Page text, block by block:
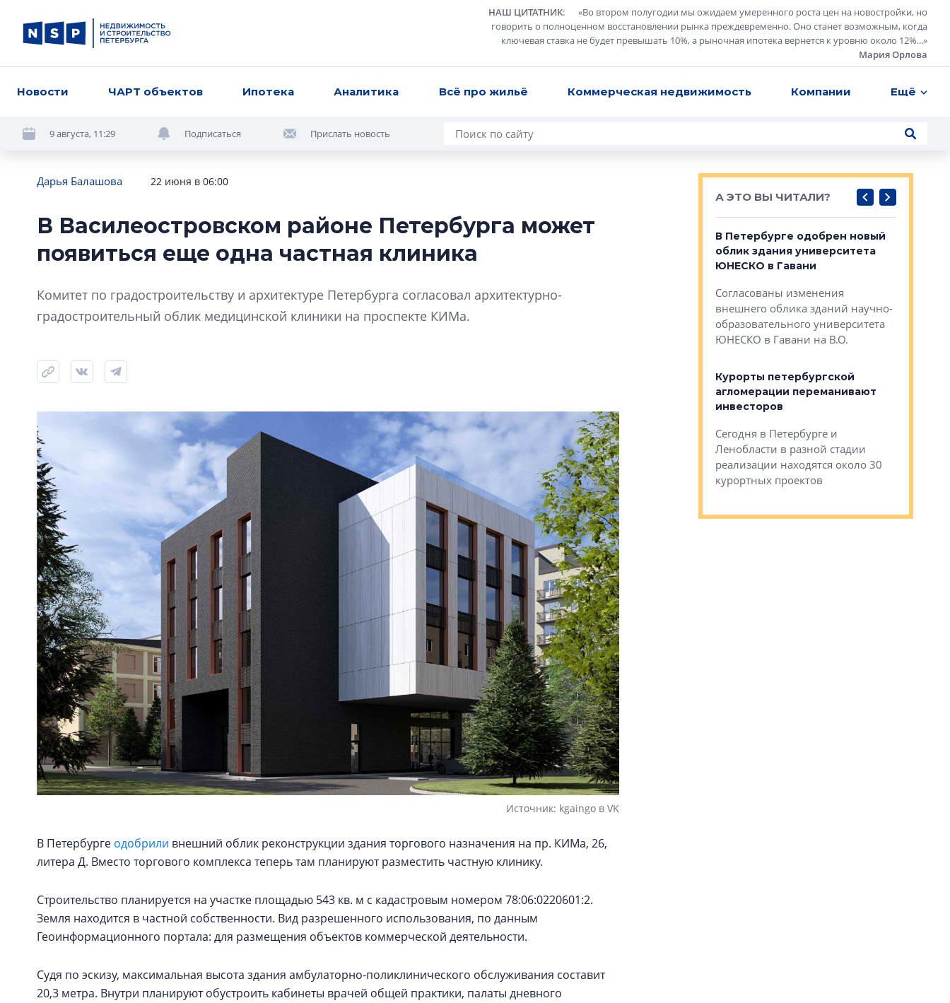
НАШ ЦИТАТНИК: «Во втором полугодии мы ожидаем умеренного роста цен на новостройки, но
говорить о полноценном восстановлении рынка преждевременно. Оно станет возможным, когда
ключевая ставка не будет превышать 10%, а рыночная ипотека вернется к уровню около 12%...»
Мария Орлова
Новости ЧАРТ объектов Ипотека Аналитика Всё про жильё Коммерческая недвижимость Компании Ещё
9 августа, 11:29 Подписаться Прислать новость
Дарья Балашова 22 июня в 06:00
В Василеостровском районе Петербурга может
появиться еще одна частная клиника
Комитет по градостроительству и архитектуре Петербурга согласовал архитектурно-
градостроительный облик медицинской клиники на проспекте КИМа.
Источник: kgaingo в VK
В Петербурге одобрили внешний облик реконструкции здания торгового назначения на пр. КИМа, 26,
литера Д. Вместо торгового комплекса теперь там планируют разместить частную клинику.
Строительство планируется на участке площадью 543 кв. м с кадастровым номером 78:06:0220601:2.
Земля находится в частной собственности. Вид разрешенного использования, по данным
Геоинформационного портала: для размещения объектов коммерческой деятельности.
Судя по эскизу, максимальная высота здания амбулаторно-поликлинического обслуживания составит
20,3 метра. Внутри планируют обустроить кабинеты врачей общей практики, палаты дневного
А ЭТО ВЫ ЧИТАЛИ?
Усадьба Торосово — антидот
эпохи фальш-панелей
дешевле строящихся
В Петербурге одобрен новый
облик здания университета
ЮНЕСКО в Гавани
Согласованы изменения
внешнего облика зданий научно-
образовательного университета
ЮНЕСКО в Гавани на В.О.
Курорты петербургской
агломерации переманивают
инвесторов
Сегодня в Петербурге и
Ленобласти в разной стадии
реализации находятся около 30
курортных проектов